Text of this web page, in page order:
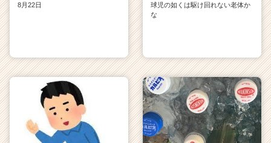
8月22日
球児の如くは駆け回れない老体か
な